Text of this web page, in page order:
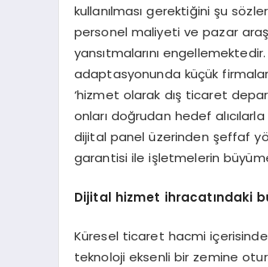
kullanılması gerektiğini şu
personel maliyeti ve pazar
yansıtmalarını
adaptasyonunda küçük
‘hizmet olarak dış ticaret
onları doğrudan hedef
dijital panel üzerinden şeffaf
garantisi ile işletmelerin
Dijital hizmet ihracatındaki
Küresel ticaret hacmi içerisinde
teknoloji eksenli bir zemine